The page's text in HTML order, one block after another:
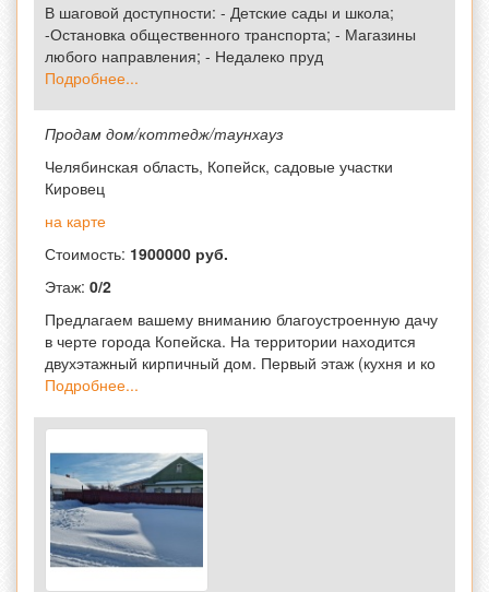
️В шаговой доступности: - Детские сады и школа;
-Остановка общественного транспорта; - Магазины
любого направления; - Недалеко пруд
Подробнее...
Продам дом/коттедж/таунхауз
Челябинская область, Копейск, садовые участки
Кировец
на карте
Стоимость: 1900000 руб.
Этаж: 0/2
Предлагаем вашему вниманию благоустроенную дачу
в черте города Копейска. На территории находится
двухэтажный кирпичный дом. Первый этаж (кухня и ко
Подробнее...